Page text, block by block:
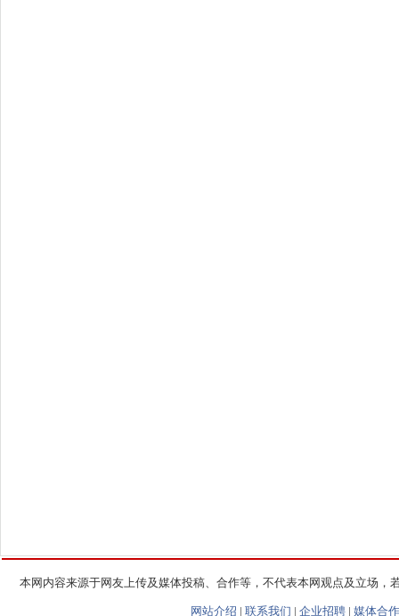
本网内容来源于网友上传及媒体投稿、合作等，不代表本网观点及立场
网站介绍 | 联系我们 | 企业招聘 | 媒体合作